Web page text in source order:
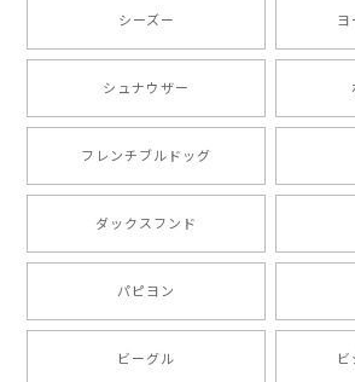
ったです。 ご連絡が取りづらい点だ
ましたが、商品の素敵さでチャラで
い。ありがとうございます。
シーズー
シュナウザー
フレンチブルドッグ
ダックスフンド
パピヨン
ビーグル